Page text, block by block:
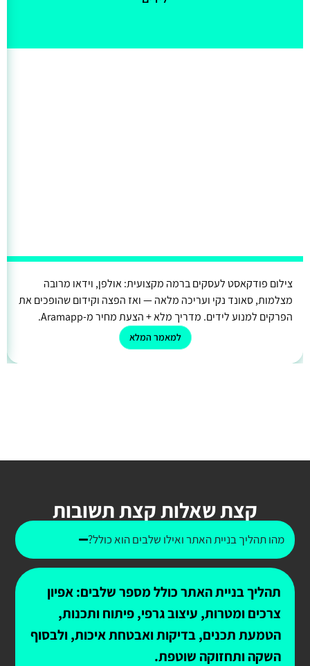
צילום פודקאסט לעסקים ברמה מקצועית: אולפן, וידאו מרובה
מצלמות, סאונד נקי ועריכה מלאה — ואז הפצה וקידום שהופכים את
הפרקים למנוע לידים. מדריך מלא + הצעת מחיר מ-Aramapp.
למאמר המלא
קצת שאלות קצת תשובות
מהו תהליך בניית האתר ואילו שלבים הוא כולל?
תהליך בניית האתר כולל מספר שלבים: אפיון
צרכים ומטרות, עיצוב גרפי, פיתוח ותכנות,
הטמעת תכנים, בדיקות ואבטחת איכות, ולבסוף
השקה ותחזוקה שוטפת.